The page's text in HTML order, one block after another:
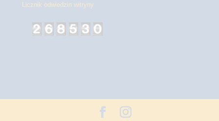
Licznik odwiedzin witryny